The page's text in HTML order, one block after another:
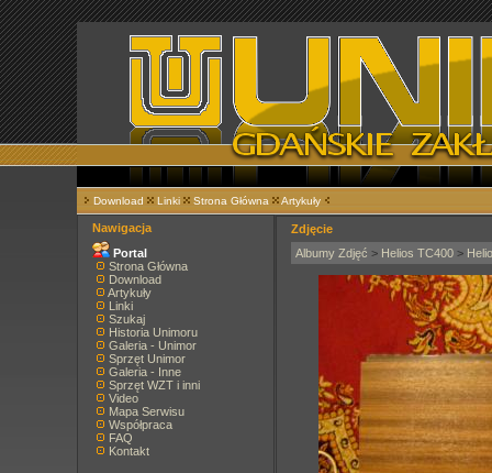
Download Linki Strona Główna Artykuły
Nawigacja
Portal
Strona Główna
Download
Artykuły
Linki
Szukaj
Historia Unimoru
Galeria - Unimor
Sprzęt Unimor
Galeria - Inne
Sprzęt WZT i inni
Video
Mapa Serwisu
Współpraca
FAQ
Kontakt
Zdjęcie
Albumy Zdjęć > Helios TC400 >